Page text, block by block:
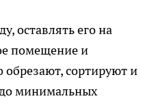
оставлять его на
помещение и
обрезают, сортируют и
до минимальных